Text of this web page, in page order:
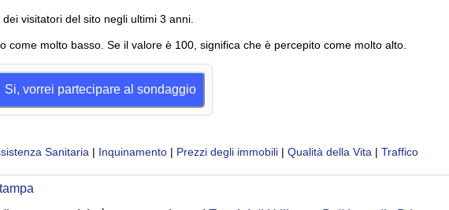
visitatori del sito negli ultimi 3 anni.
come molto basso. Se il valore è 100, significa che è percepito come molto alto.
Si, vorrei partecipare al sondaggio
Sanitaria | Inquinamento | Prezzi degli immobili | Qualità della Vita | Traffico